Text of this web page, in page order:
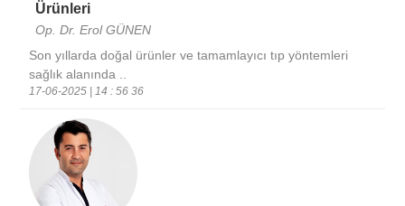
Ürünleri
Op. Dr. Erol GÜNEN
Son yıllarda doğal ürünler ve tamamlayıcı tıp yöntemleri
sağlık alanında ..
17-06-2025 | 14 : 56 36